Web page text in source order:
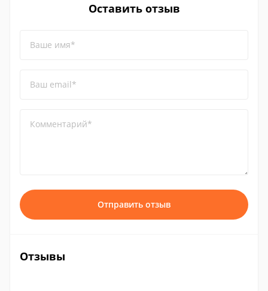
Оставить отзыв
Ваше имя*
Ваш email*
Комментарий*
Отправить отзыв
Отзывы